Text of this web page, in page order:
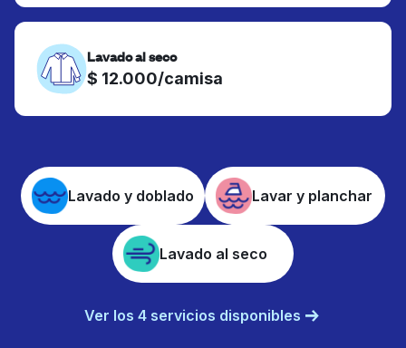
Lavado al seco
$ 12.000/camisa
Lavado y doblado Lavar y planchar
Lavado al seco
Ver los 4 servicios disponibles